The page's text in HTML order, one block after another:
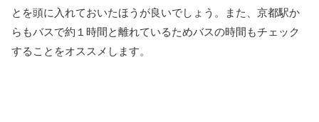
とを頭に入れておいたほうが良いでしょう。また、京都駅か
らもバスで約１時間と離れているためバスの時間もチェック
することをオススメします。